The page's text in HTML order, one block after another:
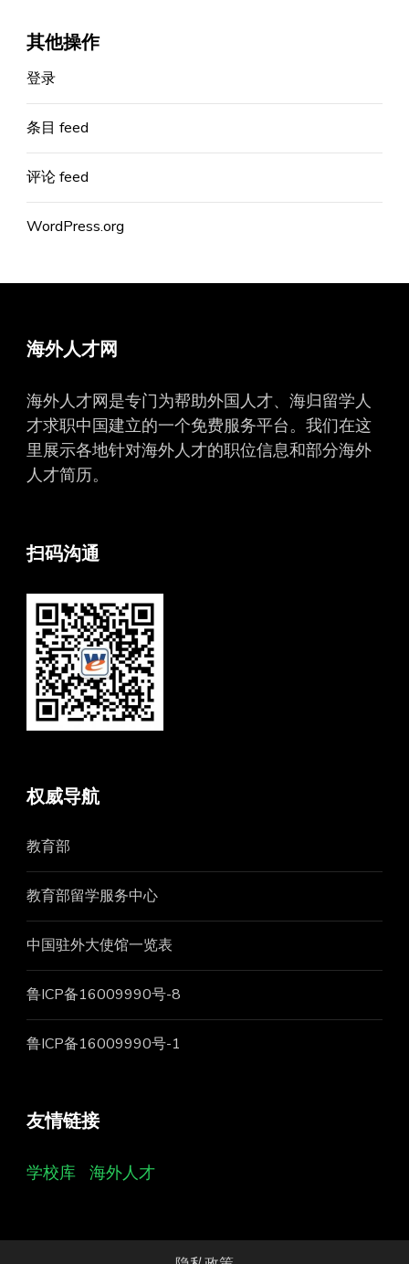
其他操作
登录
条目 feed
评论 feed
WordPress.org
海外人才网
海外人才网是专门为帮助外国人才、海归留学人
才求职中国建立的一个免费服务平台。我们在这
里展示各地针对海外人才的职位信息和部分海外
人才简历。
扫码沟通
权威导航
教育部
教育部留学服务中心
中国驻外大使馆一览表
鲁ICP备16009990号-8
鲁ICP备16009990号-1
友情链接
学校库 海外人才